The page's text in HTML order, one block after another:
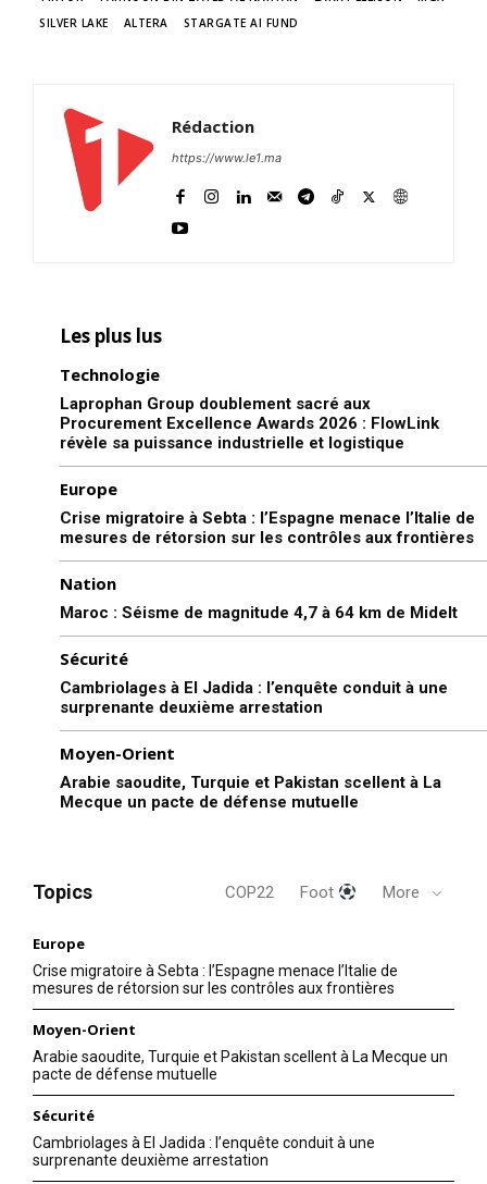
SILVER LAKE
ALTERA STARGATE AI FUND
Rédaction
https://www.le1.ma
Les plus lus
Technologie
Laprophan Group doublement sacré aux
Procurement Excellence Awards 2026 : FlowLink
révèle sa puissance industrielle et logistique
Europe
Crise migratoire à Sebta : l’Espagne menace l’Italie de
mesures de rétorsion sur les contrôles aux frontières
Nation
Maroc : Séisme de magnitude 4,7 à 64 km de Midelt
Sécurité
Cambriolages à El Jadida : l’enquête conduit à une
surprenante deuxième arrestation
Moyen-Orient
Arabie saoudite, Turquie et Pakistan scellent à La
Mecque un pacte de défense mutuelle
Topics COP22 Foot More
Europe
Crise migratoire à Sebta : l’Espagne menace l’Italie de
mesures de rétorsion sur les contrôles aux frontières
Moyen-Orient
Arabie saoudite, Turquie et Pakistan scellent à La Mecque un
pacte de défense mutuelle
Sécurité
Cambriolages à El Jadida : l’enquête conduit à une
surprenante deuxième arrestation